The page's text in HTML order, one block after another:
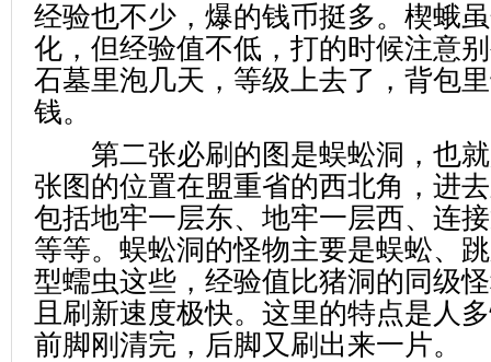
经验也不少，爆的钱币挺多。楔蛾
化，但经验值不低，打的时候注意
石墓里泡几天，等级上去了，背包
钱。
第二张必刷的图是蜈蚣洞，也就
张图的位置在盟重省的西北角，进
包括地牢一层东、地牢一层西、连
等等。蜈蚣洞的怪物主要是蜈蚣、
型蠕虫这些，经验值比猪洞的同级
且刷新速度极快。这里的特点是人
前脚刚清完，后脚又刷出来一片。